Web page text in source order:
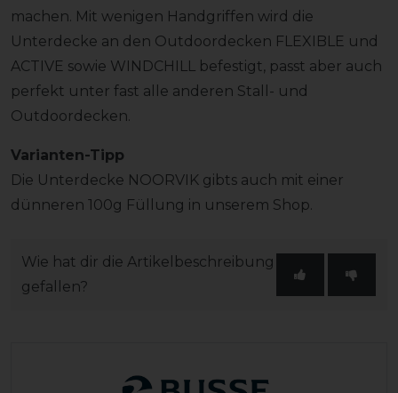
machen. Mit wenigen Handgriffen wird die
Unterdecke an den Outdoordecken FLEXIBLE und
ACTIVE sowie WINDCHILL befestigt, passt aber auch
perfekt unter fast alle anderen Stall- und
Outdoordecken.
Varianten-Tipp
Die Unterdecke NOORVIK gibts auch mit einer
dünneren 100g Füllung in unserem Shop.
Wie hat dir die Artikelbeschreibung
gefallen?